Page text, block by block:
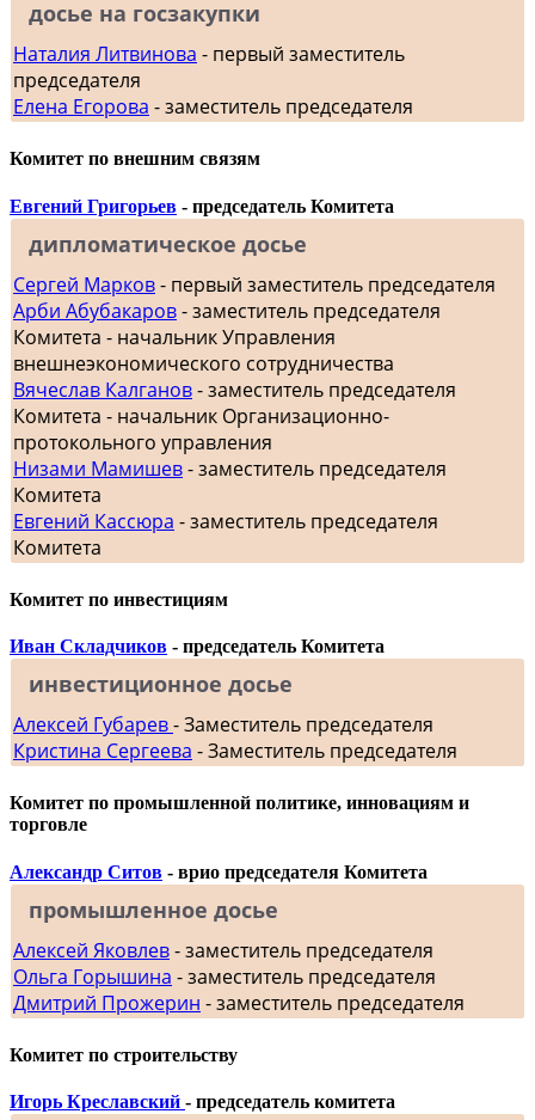
досье на госзакупки
Наталия Литвинова - первый заместитель
председателя
Елена Егорова - заместитель председателя
Комитет по внешним связям
Евгений Григорьев - председатель Комитета
дипломатическое досье
Сергей Марков- первый заместитель председателя
Арби Абубакаров- заместитель председателя
Комитета - начальник Управления
внешнеэкономического сотрудничества
Вячеслав Калганов- заместитель председателя
Комитета - начальник Организационно-
протокольного управления
Низами Мамишев- заместитель председателя
Комитета
Евгений Кассюра - заместитель председателя
Комитета
Комитет по инвестициям
Иван Складчиков - председатель Комитета
инвестиционное досье
Алексей Губарев- Заместитель председателя
Кристина Сергеева - Заместитель председателя
Комитет по промышленной политике, инновациям и
торговле
Александр Ситов - врио председателя Комитета
промышленное досье
Алексей Яковлев- заместитель председателя
Ольга Горышина - заместитель председателя
Дмитрий Прожерин - заместитель председателя
Комитет по строительству
Игорь Креславский - председатель комитета